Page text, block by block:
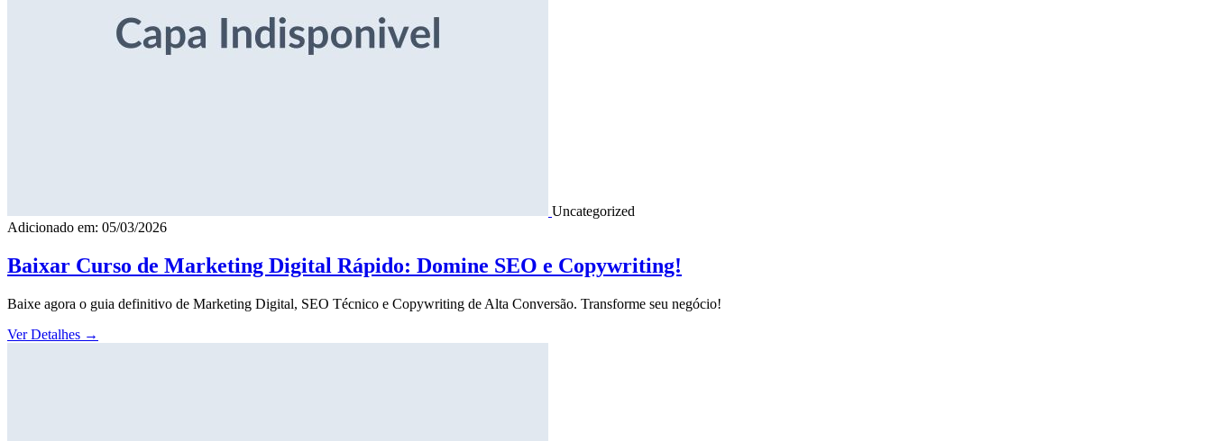
Uncategorized
Adicionado em: 05/03/2026
Baixar Curso de Marketing Digital Rápido: Domine SEO e Copywriting!
Baixe agora o guia definitivo de Marketing Digital, SEO Técnico e Copywriting de Alta Conversão. Transforme seu negócio!
Ver Detalhes →